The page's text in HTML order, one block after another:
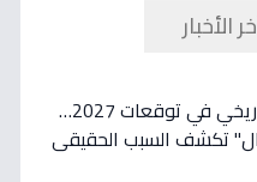
الأخبار
عاجل: تحول تاريخي في توقعات 2027…
تكشف السبب الحقيقي